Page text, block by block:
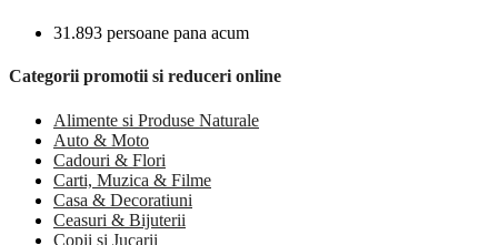
31.893 persoane pana acum
Categorii promotii si reduceri online
Alimente si Produse Naturale
Auto & Moto
Cadouri & Flori
Carti, Muzica & Filme
Casa & Decoratiuni
Ceasuri & Bijuterii
Copii si Jucarii